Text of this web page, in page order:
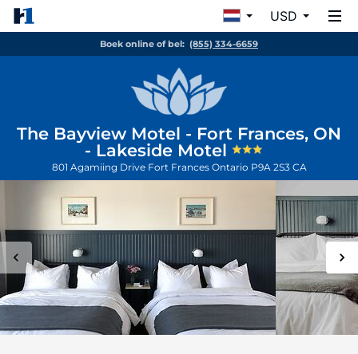
USD
Boek online of bel: (855) 334-6659
The Bayview Motel - Fort Frances, ON
- Lakeside Motel
801 Agamiing Drive Fort Frances Ontario P9A 2S3 CA